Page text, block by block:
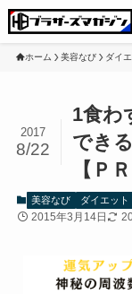
ホーム 美容なび ダイ
1食わ
でき
【ＰＲ
2017
8/22
美容なび ダイエット
2015年3月14日